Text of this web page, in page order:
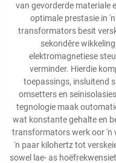
van gevorderde materiale
optimale prestasie in
transformators besit
sekondêre
elektromagnetiese
verminder. Hierdie
toepassings, insluitend
omsetters en
tegnologie maak
wat konstante gehalte en
transformators werk oor 'n
'n paar kilohertz tot
sowel lae- as